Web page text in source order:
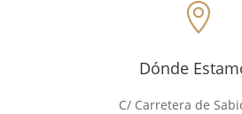

Dónde
C/ Carretera de